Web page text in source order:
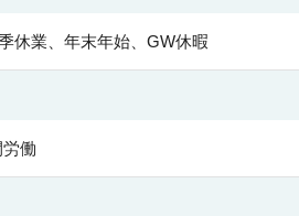
休業、年末年始、GW休暇
働